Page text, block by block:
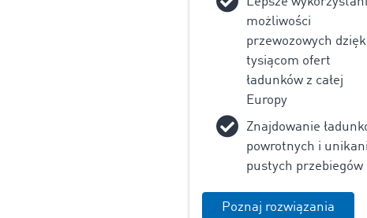
możliwości
przewozowych
tysiącom ofert
ładunków z całej
Europy
Znajdowanie
powrotnych i
pustych przebiegów
Poznaj rozwiązania